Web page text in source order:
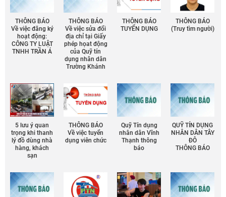
THÔNG BÁO
Về việc đăng ký
hoạt động:
CÔNG TY LUẬT
TNHH TRẦN Á
THÔNG BÁO
Về việc sửa đổi
địa chỉ tại Giấy
phép họat động
của Quỹ tín
dụng nhân dân
Trường Khánh
THÔNG BÁO
TUYỂN DỤNG
THÔNG BÁO
(Truy tìm người)
5 lưu ý quan
trọng khi thanh
lý đồ dùng nhà
hàng, khách
sạn
THÔNG BÁO
Về việc tuyển
dụng viên chức
Quỹ Tín dụng
nhân dân Vĩnh
Thạnh thông
báo
QUỸ TÍN DỤNG
NHÂN DÂN TÂY
ĐÔ
THÔNG BÁO